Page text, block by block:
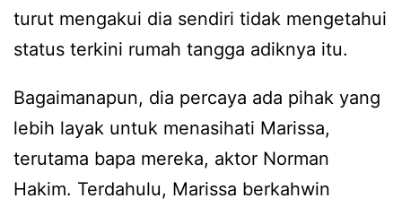
turut mengakui dia sendiri tidak mengetahui
status terkini rumah tangga adiknya itu.
Bagaimanapun, dia percaya ada pihak yang
lebih layak untuk menasihati Marissa,
terutama bapa mereka, aktor Norman
Hakim. Terdahulu, Marissa berkahwin